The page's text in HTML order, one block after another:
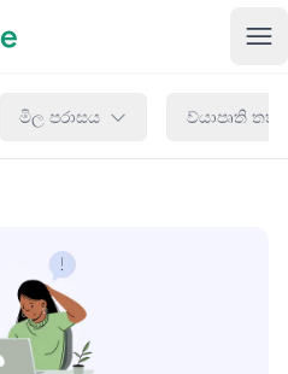
මිල පරාසය ව්යාපෘති